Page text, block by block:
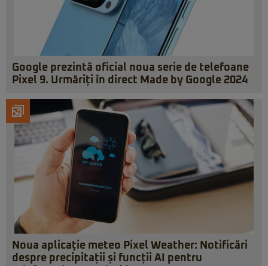
Google prezintă oficial noua serie de telefoane
Pixel 9. Urmăriți în direct Made by Google 2024
Noua aplicație meteo Pixel Weather: Notificări
despre precipitații și funcții AI pentru